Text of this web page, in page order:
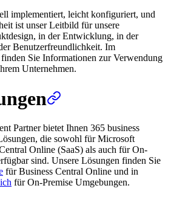
implementiert, leicht konfiguriert, und
ist unser Leitbild für unsere
in der Entwicklung, in der
Benutzerfreundlichkeit. Im
Sie Informationen zur Verwendung
Unternehmen.
Partner bietet Ihnen 365 business
die sowohl für Microsoft
Online (SaaS) als auch für On-
sind. Unsere Lösungen finden Sie
für Business Central Online und in
für On-Premise Umgebungen.